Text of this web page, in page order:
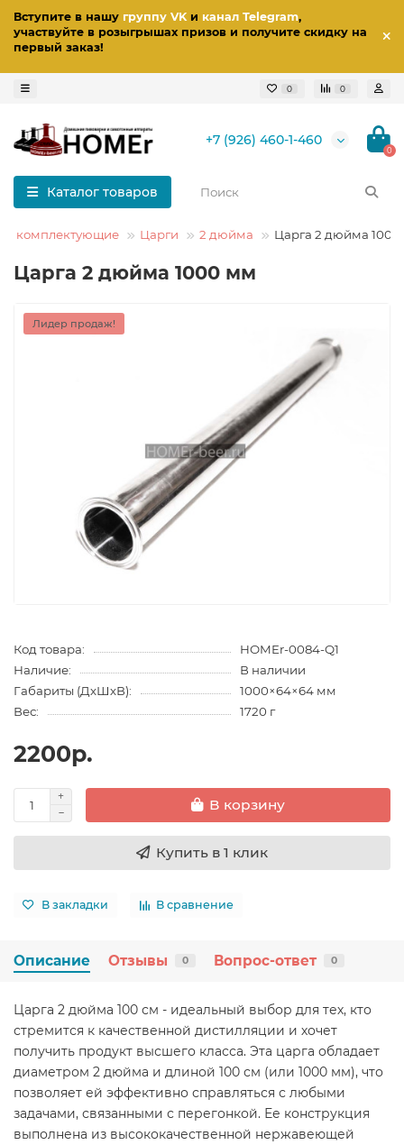
Вступите в нашу группу VKи канал Telegram,
участвуйте в розыгрышах призов и получите скидку на
первый заказ!
0 0
+7 (926) 460-1-460
0
Каталог товаров
и комплектующие Царги 2 дюйма Царга 2 дюйма 100
Царга 2 дюйма 1000 мм
Лидер продаж!
Код товара:
HOMEr-0084-Q1
Наличие:
В наличии
Габариты (ДхШхВ):
1000×64×64 мм
Вес:
1720 г
2200р.
В корзину
Купить в 1 клик
В закладки В сравнение
Описание Отзывы 0 Вопрос-ответ 0
Царга 2 дюйма 100 см - идеальный выбор для тех, кто
стремится к качественной дистилляции и хочет
получить продукт высшего класса. Эта царга обладает
диаметром 2 дюйма и длиной 100 см (или 1000 мм), что
позволяет ей эффективно справляться с любыми
задачами, связанными с перегонкой. Ее конструкция
выполнена из высококачественной нержавеющей